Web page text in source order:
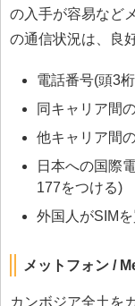
の入手が容易など
の通信状況は、良
電話番号(頭3
同キャリア間
他キャリア間
日本への国際
177をつける)
外国人がSIM
メットフォン /
カンボジア全土を